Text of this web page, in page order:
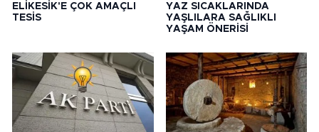
ELİKESİK'E ÇOK AMAÇLI
TESİS
YAZ SICAKLARINDA
YAŞLILARA SAĞLIKLI
YAŞAM ÖNERİSİ